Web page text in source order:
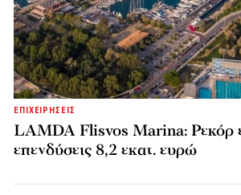
ΕΠΙΧΕΙΡΗΣΕΙΣ
LAMDA Flisvos Marina: Ρεκόρ
επενδύσεις 8,2 εκατ. ευρώ